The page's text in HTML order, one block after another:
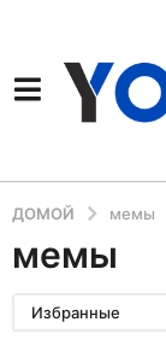
ДОМОЙ мемы
мемы
Избранные